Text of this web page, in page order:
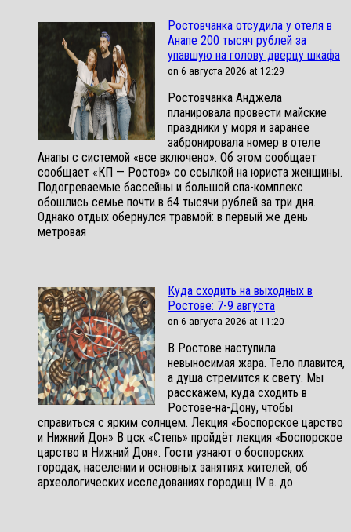
Ростовчанка отсудила у отеля в
Анапе 200 тысяч рублей за
упавшую на голову дверцу шкафа
on 6 августа 2026 at 12:29
Ростовчанка Анджела
планировала провести майские
праздники у моря и заранее
забронировала номер в отеле
Анапы с системой «все включено». Об этом сообщает
сообщает «КП — Ростов» со ссылкой на юриста женщины.
Подогреваемые бассейны и большой спа-комплекс
обошлись семье почти в 64 тысячи рублей за три дня.
Однако отдых обернулся травмой: в первый же день
метровая
Куда сходить на выходных в
Ростове: 7-9 августа
on 6 августа 2026 at 11:20
В Ростове наступила
невыносимая жара. Тело плавится,
а душа стремится к свету. Мы
расскажем, куда сходить в
Ростове-на-Дону, чтобы
справиться с ярким солнцем. Лекция «Боспорское царство
и Нижний Дон» В цск «Степь» пройдёт лекция «Боспорское
царство и Нижний Дон». Гости узнают о боспорских
городах, населении и основных занятиях жителей, об
археологических исследованиях городищ IV в. до